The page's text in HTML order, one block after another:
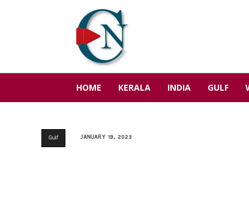
HOME KERALA INDIA GULF
Gulf JANUARY 19, 2023